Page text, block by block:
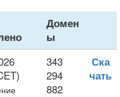
Домен
ы
343
294
882
Ска
чать